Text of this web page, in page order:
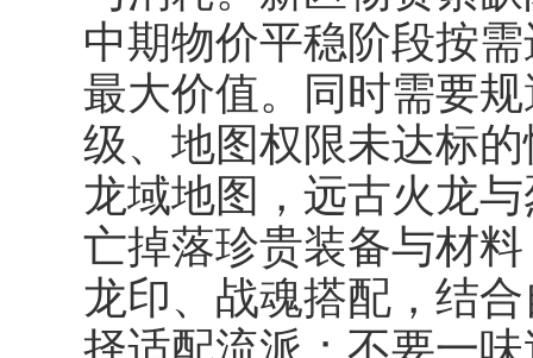
中期物价平稳阶段按
最大价值。同时需要
级、地图权限未达标
龙域地图，远古火龙
亡掉落珍贵装备与材
龙印、战魂搭配，结